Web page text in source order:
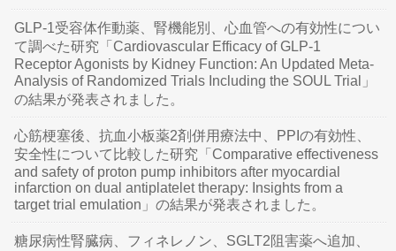
GLP-1受容体作動薬、腎機能別、心血管への有効性につい
て調べた研究「Cardiovascular Efficacy of GLP-1
Receptor Agonists by Kidney Function: An Updated Meta-
Analysis of Randomized Trials Including the SOUL Trial」
の結果が発表されました。
心筋梗塞後、抗血小板薬2剤併用療法中、PPIの有効性、
安全性について比較した研究「Comparative effectiveness
and safety of proton pump inhibitors after myocardial
infarction on dual antiplatelet therapy: Insights from a
target trial emulation」の結果が発表されました。
糖尿病性腎臓病、フィネレノン、SGLT2阻害薬へ追加、